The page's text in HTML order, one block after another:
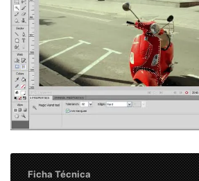
Ficha Técnica